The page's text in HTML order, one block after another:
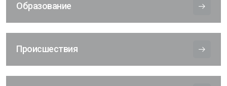
Образование
Происшествия